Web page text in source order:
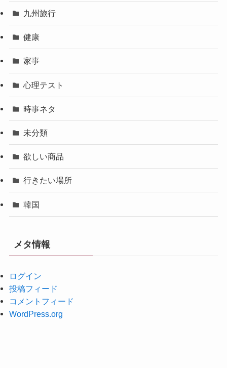
九州旅行
健康
家事
心理テスト
時事ネタ
未分類
欲しい商品
行きたい場所
韓国
メタ情報
ログイン
投稿フィード
コメントフィード
WordPress.org